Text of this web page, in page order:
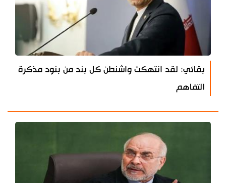
بقائي: لقد انتهكت واشنطن كل بند من بنود مذكرة
التفاهم